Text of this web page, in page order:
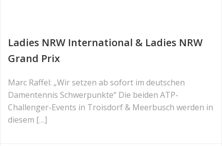
Ladies NRW International & Ladies NRW
Grand Prix
Marc Raffel: „Wir setzen ab sofort im deutschen
Damentennis Schwerpunkte“ Die beiden ATP-
Challenger-Events in Troisdorf & Meerbusch werden in
diesem […]